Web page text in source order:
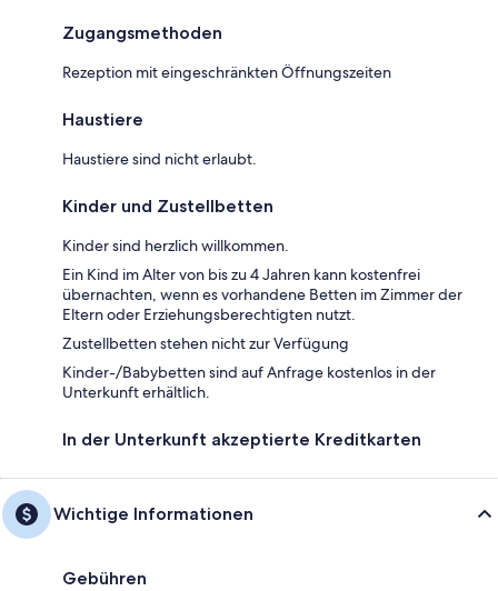
Zugangsmethoden
Rezeption mit eingeschränkten Öffnungszeiten
Haustiere
Haustiere sind nicht erlaubt.
Kinder und Zustellbetten
Kinder sind herzlich willkommen.
Ein Kind im Alter von bis zu 4 Jahren kann kostenfrei
übernachten, wenn es vorhandene Betten im Zimmer der
Eltern oder Erziehungsberechtigten nutzt.
Zustellbetten stehen nicht zur Verfügung
Kinder-/Babybetten sind auf Anfrage kostenlos in der
Unterkunft erhältlich.
In der Unterkunft akzeptierte Kreditkarten
Wichtige Informationen
Gebühren